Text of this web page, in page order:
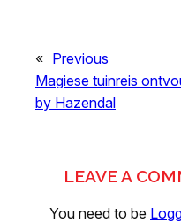
« Previous
Magiese tuinreis
by Hazendal
LEAVE A
You need to be